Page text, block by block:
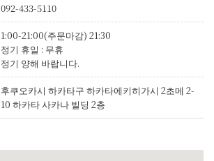
092-433-5110
1:00-21:00(주문마감) 21:30
정기 휴일 : 무휴
정기 양해 바랍니다.
후쿠오카시 하카타구 하카타에키히가시 2초메 2-
10 하카타 사카나 빌딩 2층